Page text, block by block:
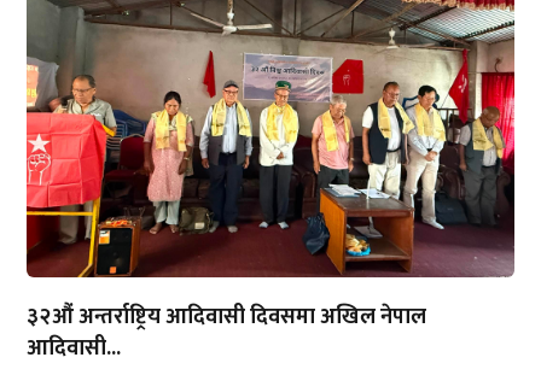
३२औं अन्तर्राष्ट्रिय आदिवासी दिवसमा अखिल नेपाल
आदिवासी...